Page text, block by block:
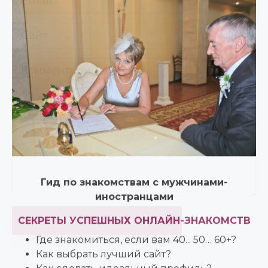
Гид по знакомствам с мужчинами-
иностранцами
СЕКРЕТЫ УСПЕШНЫХ ОНЛАЙН-ЗНАКОМСТВ